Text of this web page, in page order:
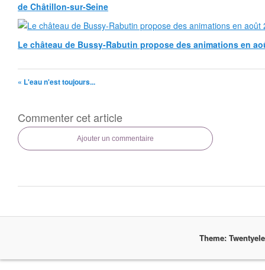
de Châtillon-sur-Seine
Le château de Bussy-Rabutin propose des animations en
« L'eau n'est toujours...
Commenter cet article
Ajouter un commentaire
Theme: